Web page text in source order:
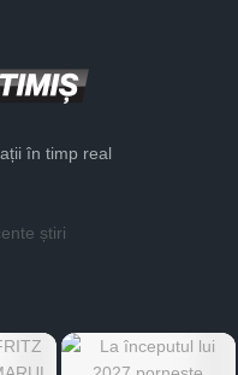
în timp real
știri